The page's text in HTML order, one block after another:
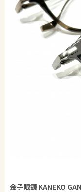
金子眼鏡 KANEKO